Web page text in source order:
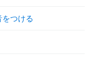
つける